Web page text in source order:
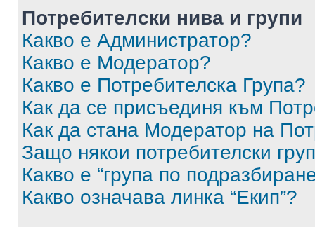
Потребителски нива и групи
Какво е Администратор?
Какво е Модератор?
Какво е Потребителска Група?
Как да се присъединя към
Как да стана Модератор на
Защо някои потребителски
Какво е “група по
Какво означава линка “Екип”?